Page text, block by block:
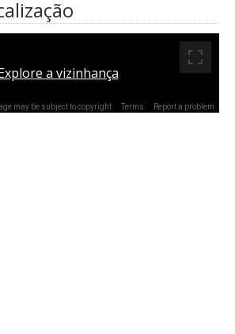
may be subject to copyright Terms Report a problem
a vizinhança